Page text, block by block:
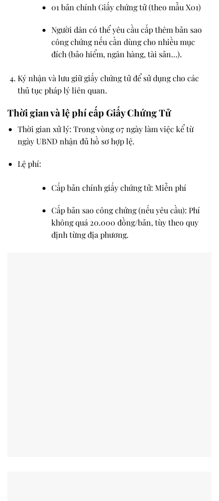
01 bản chính Giấy chứng tử (theo mẫu X01)
Người dân có thể yêu cầu cấp thêm bản sao
công chứngnếu cần dùng cho nhiều mục
đích (bảo hiểm, ngân hàng, tài sản…).
Ký nhận và lưu giữgiấy chứng tử để sử dụng cho các
thủ tục pháp lý liên quan.
Thời gian và lệ phí cấp Giấy Chứng Tử
Thời gian xử lý: Trong vòng07 ngày làm việc kể từ
ngày UBND nhận đủ hồ sơ hợp lệ.
Lệ phí:
Cấp bản chính giấy chứng tử: Miễn phí
Cấp bản sao công chứng(nếu yêu cầu): Phí
không quá 20.000 đồng/bản, tùy theo quy
định từng địa phương.